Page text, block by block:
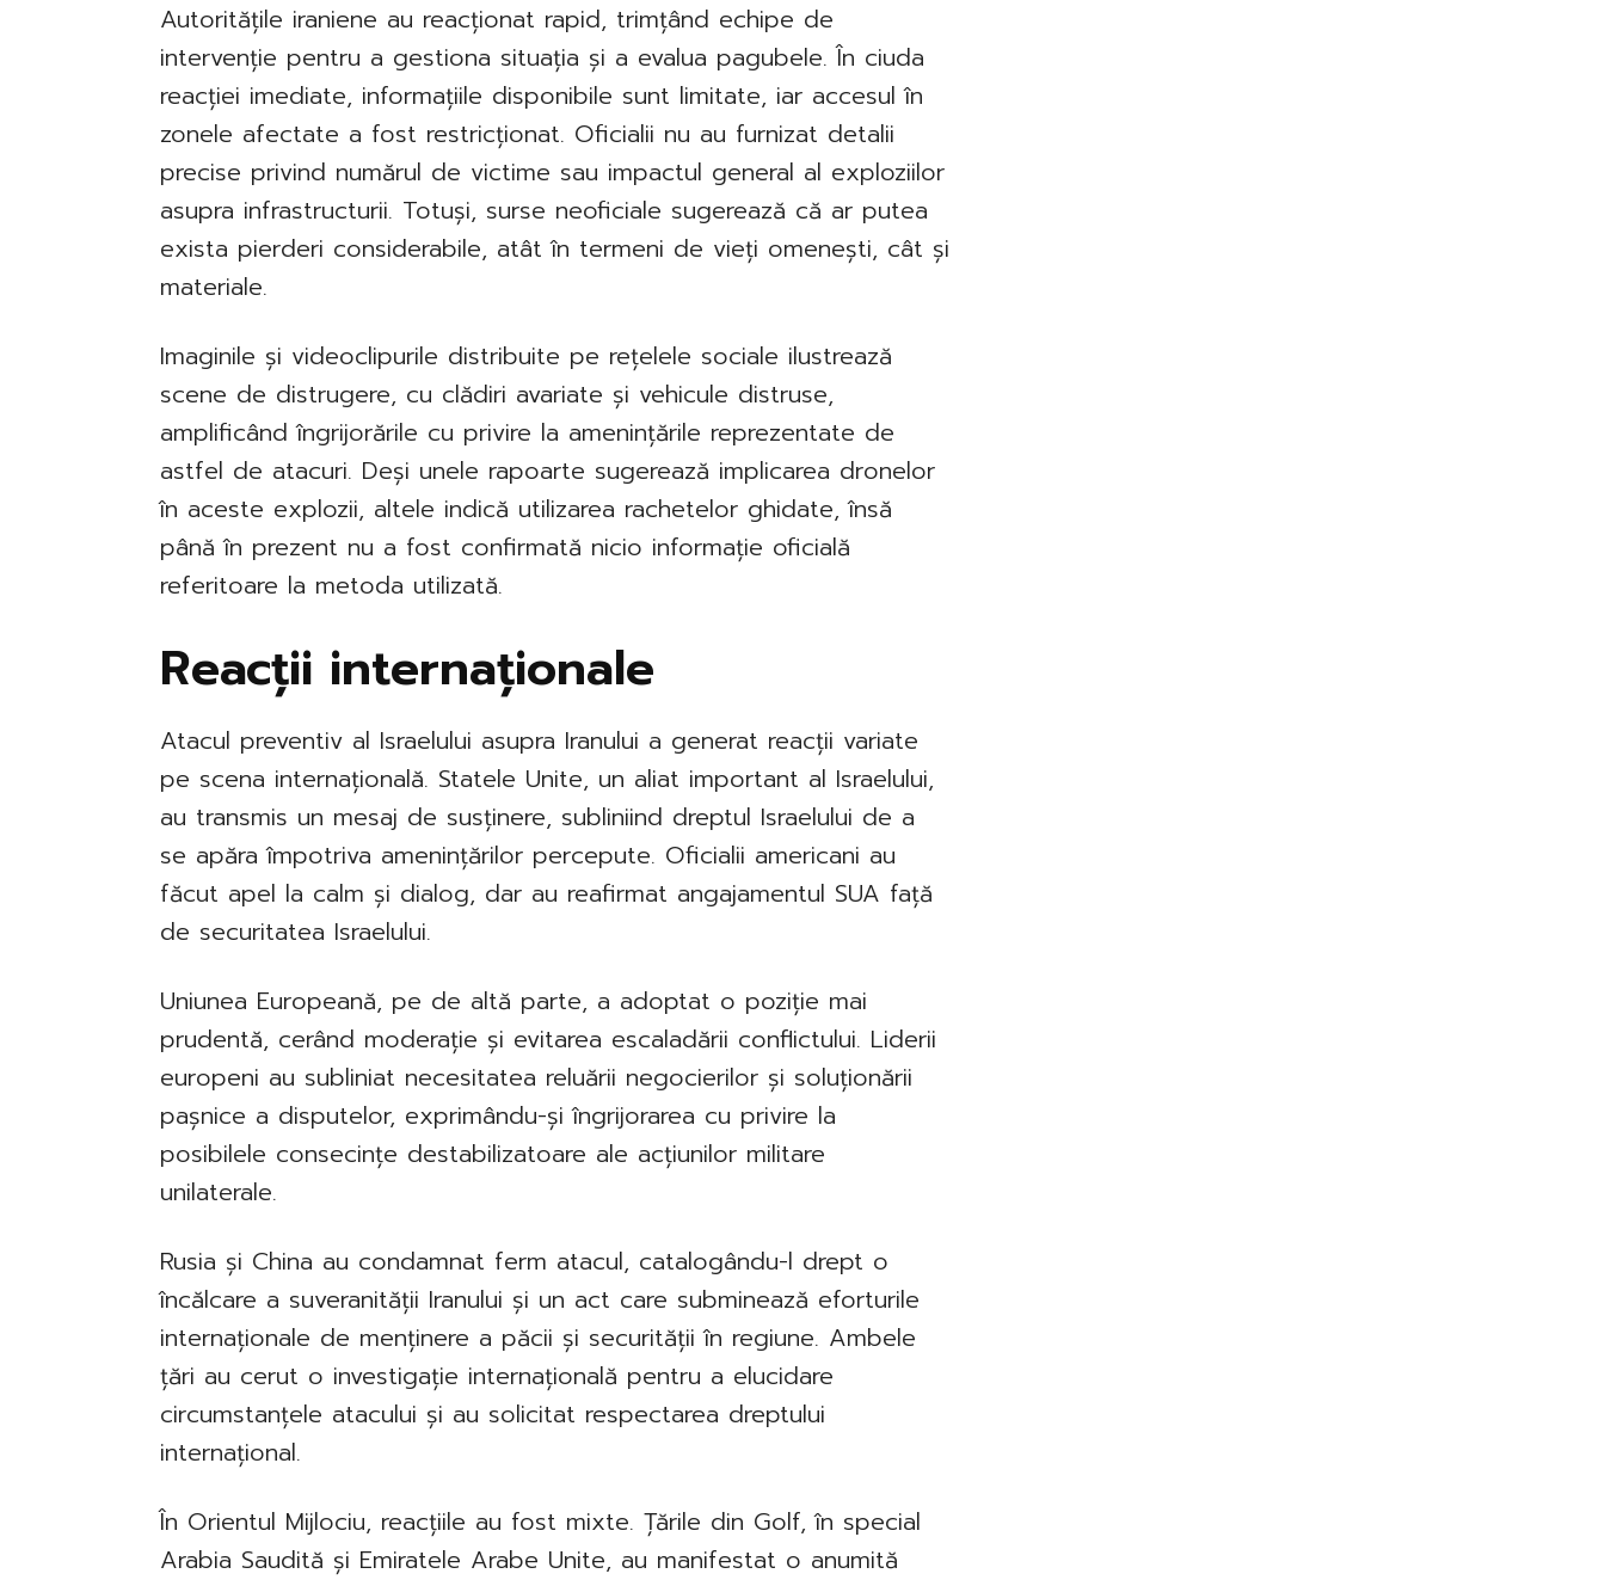
Autoritățile iraniene au reacționat rapid, trimțând echipe de
intervenție pentru a gestiona situația și a evalua pagubele. În ciuda
reacției imediate, informațiile disponibile sunt limitate, iar accesul în
zonele afectate a fost restricționat. Oficialii nu au furnizat detalii
precise privind numărul de victime sau impactul general al exploziilor
asupra infrastructurii. Totuși, surse neoficiale sugerează că ar putea
exista pierderi considerabile, atât în termeni de vieți omenești, cât și
materiale.
Imaginile și videoclipurile distribuite pe rețelele sociale ilustrează
scene de distrugere, cu clădiri avariate și vehicule distruse,
amplificând îngrijorările cu privire la amenințările reprezentate de
astfel de atacuri. Deși unele rapoarte sugerează implicarea dronelor
în aceste explozii, altele indică utilizarea rachetelor ghidate, însă
până în prezent nu a fost confirmată nicio informație oficială
referitoare la metoda utilizată.
Reacții internaționale
Atacul preventiv al Israelului asupra Iranului a generat reacții variate
pe scena internațională. Statele Unite, un aliat important al Israelului,
au transmis un mesaj de susținere, subliniind dreptul Israelului de a
se apăra împotriva amenințărilor percepute. Oficialii americani au
făcut apel la calm și dialog, dar au reafirmat angajamentul SUA față
de securitatea Israelului.
Uniunea Europeană, pe de altă parte, a adoptat o poziție mai
prudentă, cerând moderație și evitarea escaladării conflictului. Liderii
europeni au subliniat necesitatea reluării negocierilor și soluționării
pașnice a disputelor, exprimându-și îngrijorarea cu privire la
posibilele consecințe destabilizatoare ale acțiunilor militare
unilaterale.
Rusia și China au condamnat ferm atacul, catalogându-l drept o
încălcare a suveranității Iranului și un act care subminează eforturile
internaționale de menținere a păcii și securității în regiune. Ambele
țări au cerut o investigație internațională pentru a elucidare
circumstanțele atacului și au solicitat respectarea dreptului
internațional.
În Orientul Mijlociu, reacțiile au fost mixte. Țările din Golf, în special
Arabia Saudită și Emiratele Arabe Unite, au manifestat o anumită